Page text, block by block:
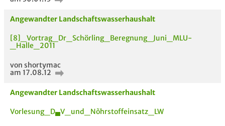
Angewandter Landschaftswasserhaushalt
[8]_Vortrag_Dr_Schörling_Beregnung_Juni_MLU-
_Halle_2011
von shortymac
am 17.08.12
Angewandter Landschaftswasserhaushalt
Vorlesung_D▄V_und_Nõhrstoffeinsatz_LW